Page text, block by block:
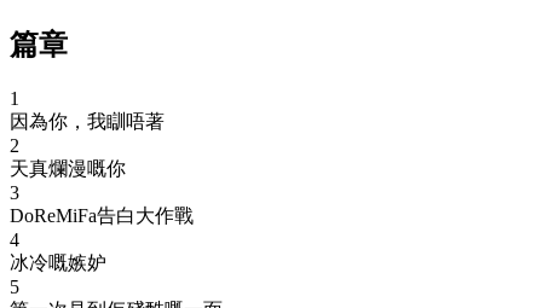
篇章
1
因為你，我瞓唔著
2
天真爛漫嘅你
3
DoReMiFa告白大作戰
4
冰冷嘅嫉妒
5